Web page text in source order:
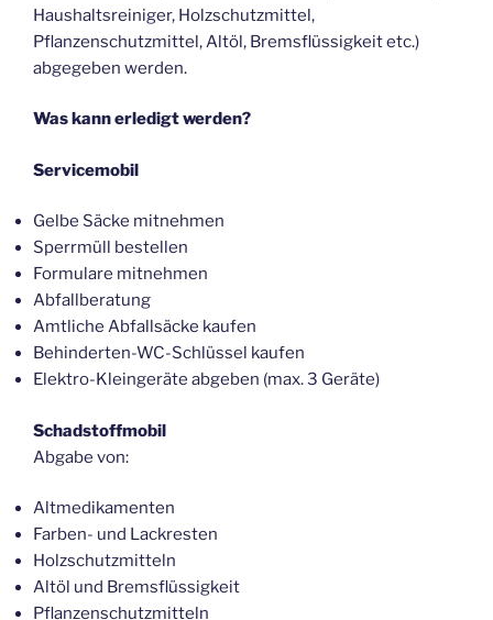
Haushaltsreiniger, Holzschutzmittel,
Pflanzenschutzmittel, Altöl, Bremsflüssigkeit etc.)
abgegeben werden.
Was kann erledigt werden?
Servicemobil
Gelbe Säcke mitnehmen
Sperrmüll bestellen
Formulare mitnehmen
Abfallberatung
Amtliche Abfallsäcke kaufen
Behinderten-WC-Schlüssel kaufen
Elektro-Kleingeräte abgeben (max. 3 Geräte)
Schadstoffmobil
Abgabe von:
Altmedikamenten
Farben- und Lackresten
Holzschutzmitteln
Altöl und Bremsflüssigkeit
Pflanzenschutzmitteln